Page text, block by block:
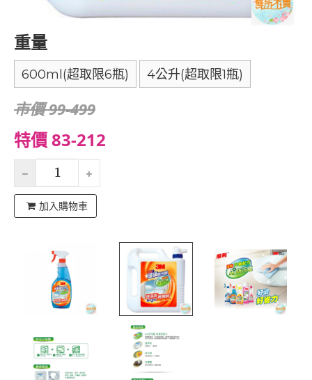
重量
600ml(超取限6瓶) 4公升(超取限1瓶)
市價 99-499
特價 83-212
加入購物車